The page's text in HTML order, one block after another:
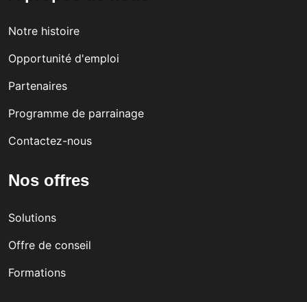
Notre histoire
Opportunité d'emploi
Partenaires
Programme de parrainage
Contactez-nous
Nos offres
Solutions
Offre de conseil
Formations